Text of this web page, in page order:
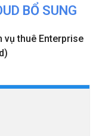
BỔ SUNG
vụ thuê Enterprise